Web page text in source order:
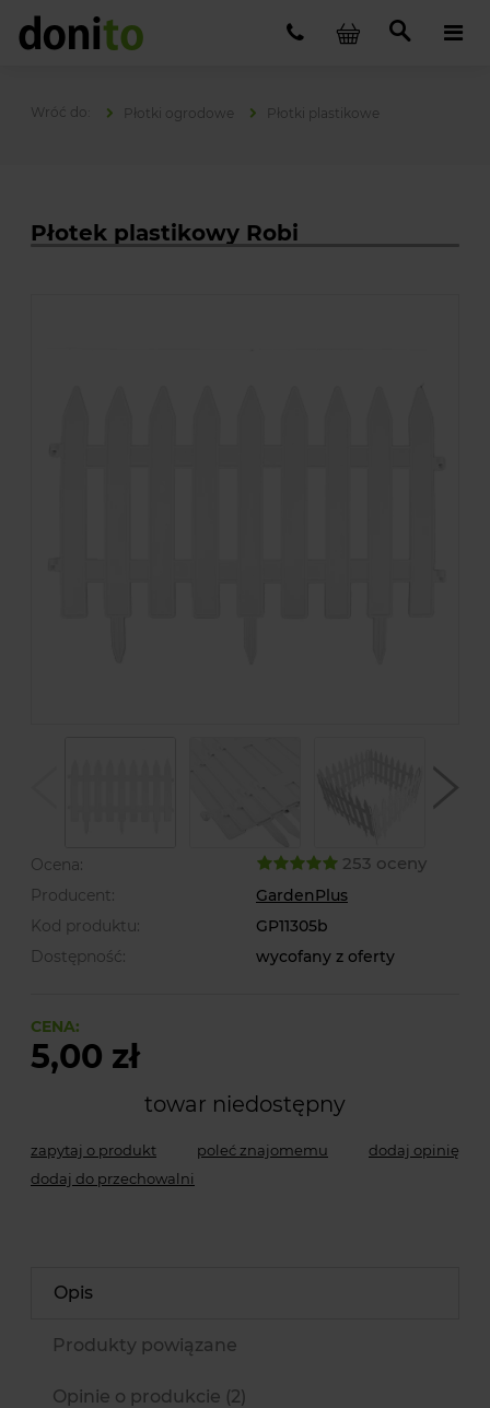
Płotki ogrodowe Płotki plastikowe
Płotek plastikowy Robi
Ocena: 253 oceny
Producent:
GardenPlus
Kod produktu:
GP11305b
Dostępność:
wycofany z oferty
CENA:
5,00 zł
towar niedostępny
zapytaj o produkt poleć znajomemu
dodaj opinię
dodaj do przechowalni
Opis
Produkty powiązane
Opinie o produkcie (2)